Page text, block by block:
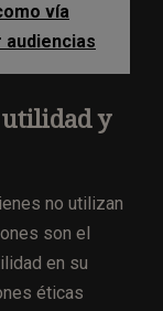
vía
utilidad y
no utilizan
son el
en su
éticas